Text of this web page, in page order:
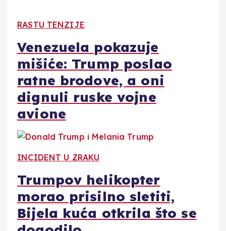
RASTU TENZIJE
Venezuela pokazuje
mišiće: Trump poslao
ratne brodove, a oni
dignuli ruske vojne
avione
INCIDENT U ZRAKU
Trumpov helikopter
morao prisilno sletiti,
Bijela kuća otkrila što se